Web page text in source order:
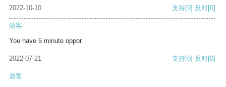
2022-10-10 支持[0] 反对[0]
游客
You have 5 minute oppor
2022-07-21 支持[0] 反对[0]
游客